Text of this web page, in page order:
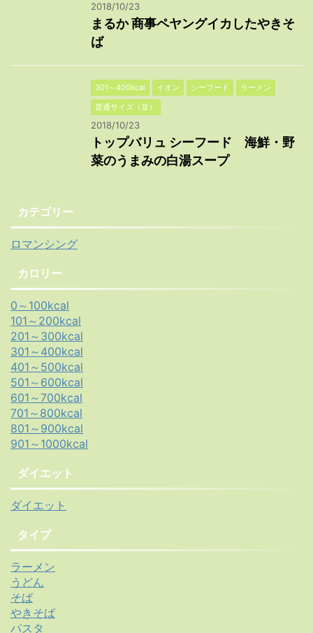
2018/10/23
まるか 商事ペヤングイカしたやきそ
ば
301～400kcal イオン シーフード
ラーメン
普通サイズ（並）
2018/10/23
トップバリュ シーフード 海鮮・野
菜のうまみの白湯スープ
カテゴリー
ロマンシング
カロリー
0～100kcal
101～200kcal
201～300kcal
301～400kcal
401～500kcal
501～600kcal
601～700kcal
701～800kcal
801～900kcal
901～1000kcal
ダイエット
ダイエット
タイプ
ラーメン
うどん
そば
やきそば
パスタ